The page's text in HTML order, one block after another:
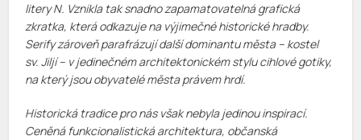
litery N. Vznikla tak snadno zapamatovatelná grafická
zkratka, která odkazuje na výjimečné historické hradby.
Serify zároveň parafrázují další dominantu města – kostel
sv. Jiljí – v jedinečném architektonickém stylu cihlové gotiky,
na který jsou obyvatelé města právem hrdí.
Historická tradice pro nás však nebyla jedinou inspirací.
Ceněná funkcionalistická architektura, občanská